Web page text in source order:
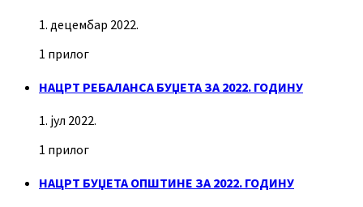
1. децембар 2022.
1 прилог
НАЦРТ РЕБАЛАНСА БУЏЕТА ЗА 2022. ГОДИНУ
1. јул 2022.
1 прилог
НАЦРТ БУЏЕТА ОПШТИНЕ ЗА 2022. ГОДИНУ